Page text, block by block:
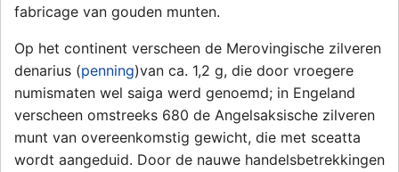
fabricage van gouden munten.
Op het continent verscheen de Merovingische zilveren
denarius (penning)van ca. 1,2 g, die door vroegere
numismaten wel saiga werd genoemd; in Engeland
verscheen omstreeks 680 de Angelsaksische zilveren
munt van overeenkomstig gewicht, die met sceatta
wordt aangeduid. Door de nauwe handelsbetrekkingen